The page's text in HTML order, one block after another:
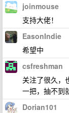
joinmouse
支持大佬！
EasonIndie
希望中
csfreshman
关注了很久，
一把，抽不到
Dorian101